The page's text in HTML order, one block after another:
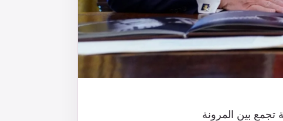
تجمع بين المرونة